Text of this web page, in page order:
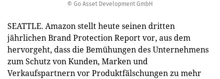
© Go Asset Development GmbH
SEATTLE. Amazon stellt heute seinen dritten
jährlichen Brand Protection Report vor, aus dem
hervorgeht, dass die Bemühungen des Unternehmens
zum Schutz von Kunden, Marken und
Verkaufspartnern vor Produktfälschungen zu mehr